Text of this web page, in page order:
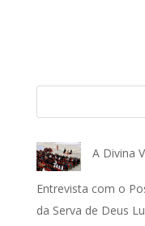
A Divina
Entrevista com o
da Serva de Deus